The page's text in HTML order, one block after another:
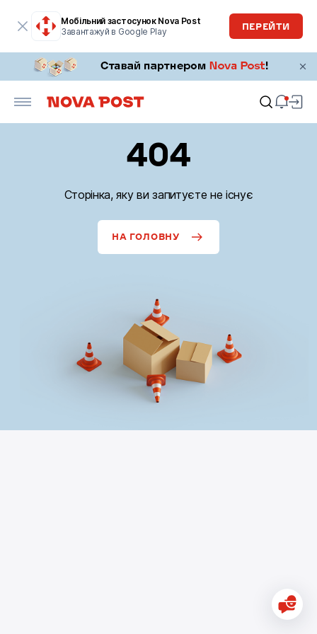
Мобільний застосунок Nova Post
Завантажуй в Google Play
ПЕРЕЙТИ
404
Сторінка, яку ви запитуєте не існує
НА ГОЛОВНУ